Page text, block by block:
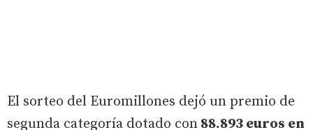
El sorteo del Euromillones dejó un premio de
segunda categoría dotado con 88.893 euros en